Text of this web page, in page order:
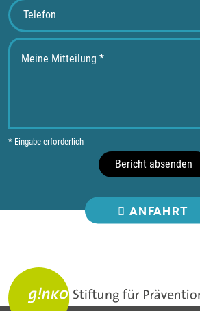
* Eingabe erforderlich
Bericht absenden
ANFAHRT